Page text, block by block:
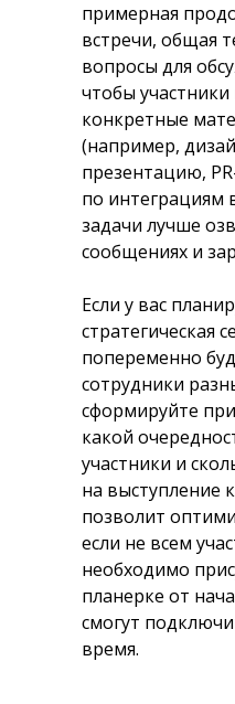
примерная
встречи, общая
вопросы для
чтобы
конкретные
(например,
презентацию,
по интеграциям
задачи лучше
сообщениях и
Если у вас
стратегическая
попеременно
сотрудники
сформируйте
какой
участники и
на выступление
позволит
если не всем
необходимо
планерке от
смогут
время.